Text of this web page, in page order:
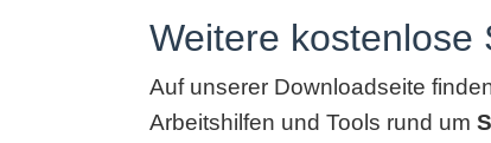
Weitere kostenlose
Auf unserer Downloadseite
Arbeitshilfen und Tools rund um